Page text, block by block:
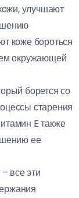
улучшают
коже бороться
окружающей
борется со
старения
E также
ее
все эти